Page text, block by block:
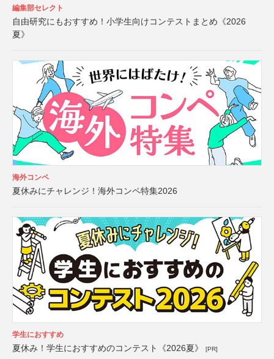
編集部セレクト
自由研究にもおすすめ！小学生向けコンテストまとめ《2026
夏》
海外コンペ
夏休みにチャレンジ！海外コンペ特集2026
学生におすすめ
夏休み！学生におすすめのコンテスト《2026夏》 [PR]